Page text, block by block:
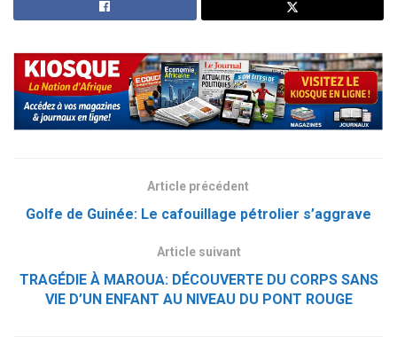
Article précédent
Golfe de Guinée: Le cafouillage pétrolier s’aggrave
Article suivant
TRAGÉDIE À MAROUA: DÉCOUVERTE DU CORPS SANS
VIE D’UN ENFANT AU NIVEAU DU PONT ROUGE